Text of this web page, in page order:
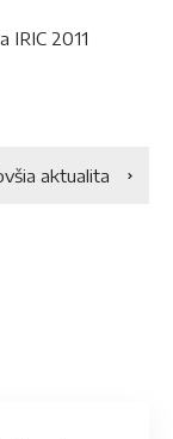
IRIC 2011
aktualita